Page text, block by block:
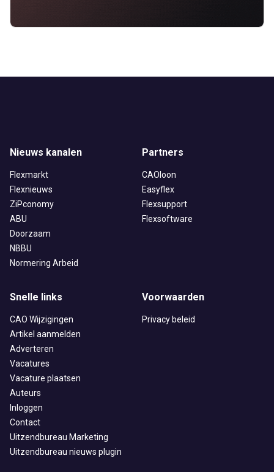
Nieuws kanalen
Flexmarkt
Flexnieuws
ZiPconomy
ABU
Doorzaam
NBBU
Normering Arbeid
Partners
CAOloon
Easyflex
Flexsupport
Flexsoftware
Snelle links
CAO Wijzigingen
Artikel aanmelden
Adverteren
Vacatures
Vacature plaatsen
Auteurs
Inloggen
Contact
Uitzendbureau Marketing
Uitzendbureau nieuws plugin
Voorwaarden
Privacy beleid